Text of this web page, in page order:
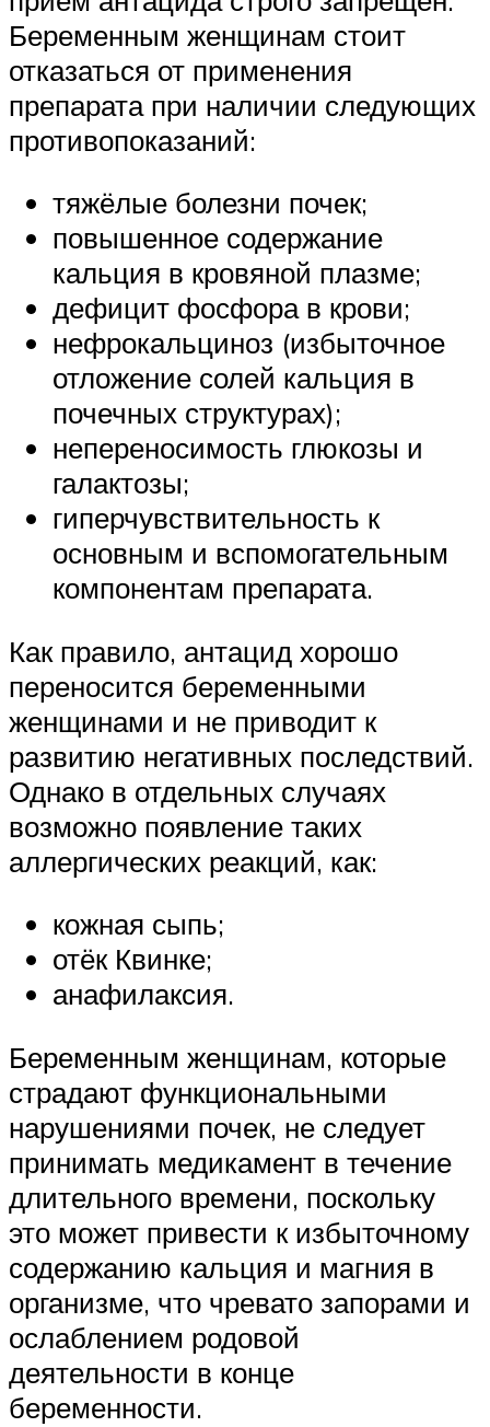
Беременным женщинам стоит
отказаться от применения
препарата при наличии следующих
противопоказаний:
тяжёлые болезни почек;
повышенное содержание
кальция в кровяной плазме;
дефицит фосфора в крови;
нефрокальциноз (избыточное
отложение солей кальция в
почечных структурах);
непереносимость глюкозы и
галактозы;
гиперчувствительность к
основным и вспомогательным
компонентам препарата.
Как правило, антацид хорошо
переносится беременными
женщинами и не приводит к
развитию негативных последствий.
Однако в отдельных случаях
возможно появление таких
аллергических реакций, как:
кожная сыпь;
отёк Квинке;
анафилаксия.
Беременным женщинам, которые
страдают функциональными
нарушениями почек, не следует
принимать медикамент в течение
длительного времени, поскольку
это может привести к избыточному
содержанию кальция и магния в
организме, что чревато запорами и
ослаблением родовой
деятельности в конце
беременности.